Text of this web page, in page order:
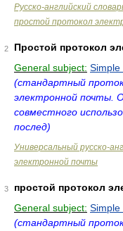
Русско-английский
простой протокол
2
Простой протокол
General subject: Simple
(стандартный
электронной почты.
совместного
послед)
Универсальный русско-
электронной почты
3
простой протокол
General subject: Simple
(стандартный